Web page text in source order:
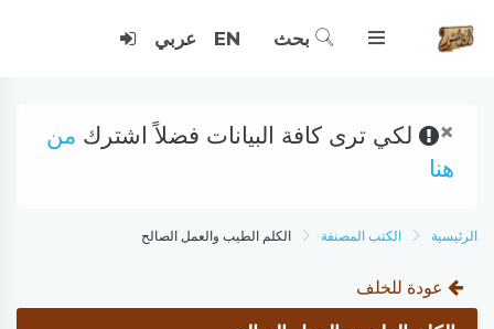
بحث EN عربي
× لكي ترى كافة البيانات فضلاً اشترك من
هنا
الرئيسية الكتب المصنفة الكلم الطيب والعمل الصالح
عودة للخلف